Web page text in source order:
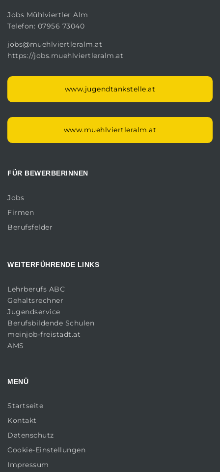
Jobs Mühlviertler Alm
Telefon: 07956 73040
jobs@muehlviertleralm.at
https://jobs.muehlviertleralm.at
www.jugendtankstelle.at
www.muehlviertleralm.at
FÜR BEWERBERINNEN
Jobs
Firmen
Berufsfelder
WEITERFÜHRENDE LINKS
Lehrberufs ABC
Gehaltsrechner
Jugendservice
Berufsbildende Schulen
meinjob-freistadt.at
AMS
MENÜ
Startseite
Kontakt
Datenschutz
Cookie-Einstellungen
Impressum